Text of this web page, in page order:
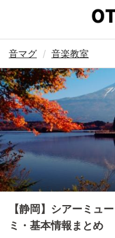
音マグ 音楽教室
【静岡】シアーミュ
ミ・基本情報まとめ